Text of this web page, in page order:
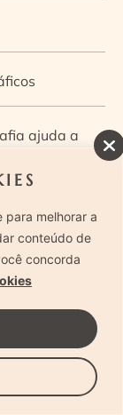
para melhorar a
conteúdo de
concorda
ajuda a
de trabalho
de poses para